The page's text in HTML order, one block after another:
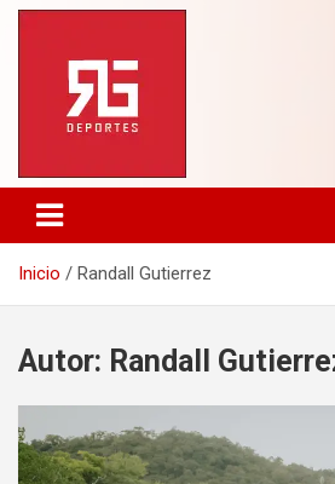
Saltar
contenido
Inicio Randall Gutierrez
Autor: Randall